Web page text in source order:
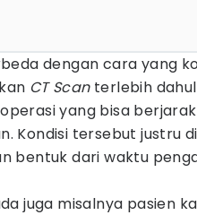
dengan cara yang
CT Scanterlebih
yang bisa
Kondisi tersebut justru
bentuk dari waktu
juga misalnya pasien